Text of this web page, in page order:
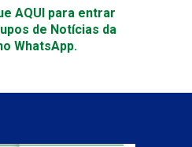
AQUI para entrar
de Notícias da
WhatsApp.